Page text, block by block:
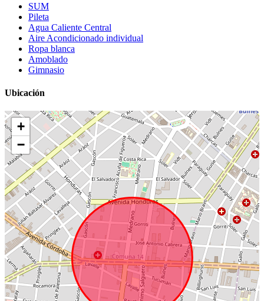
SUM
Pileta
Agua Caliente Central
Aire Acondicionado individual
Ropa blanca
Amoblado
Gimnasio
Ubicación
+
−